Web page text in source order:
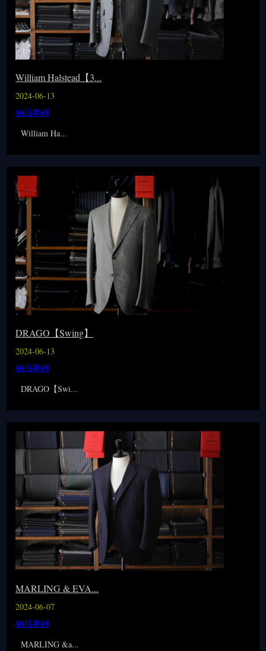
William Halstead【3...
2024-06-13
納品事例
William Ha...
DRAGO【Swing】
2024-06-13
納品事例
DRAGO【Swi...
MARLING & EVA...
2024-06-07
納品事例
MARLING &a...